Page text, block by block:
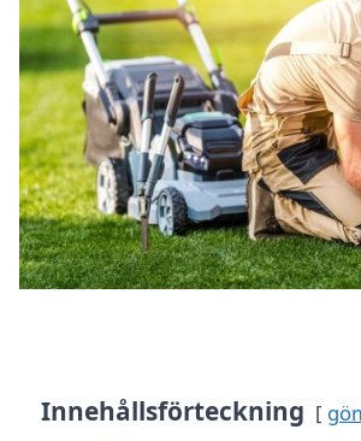
Innehållsförteckning